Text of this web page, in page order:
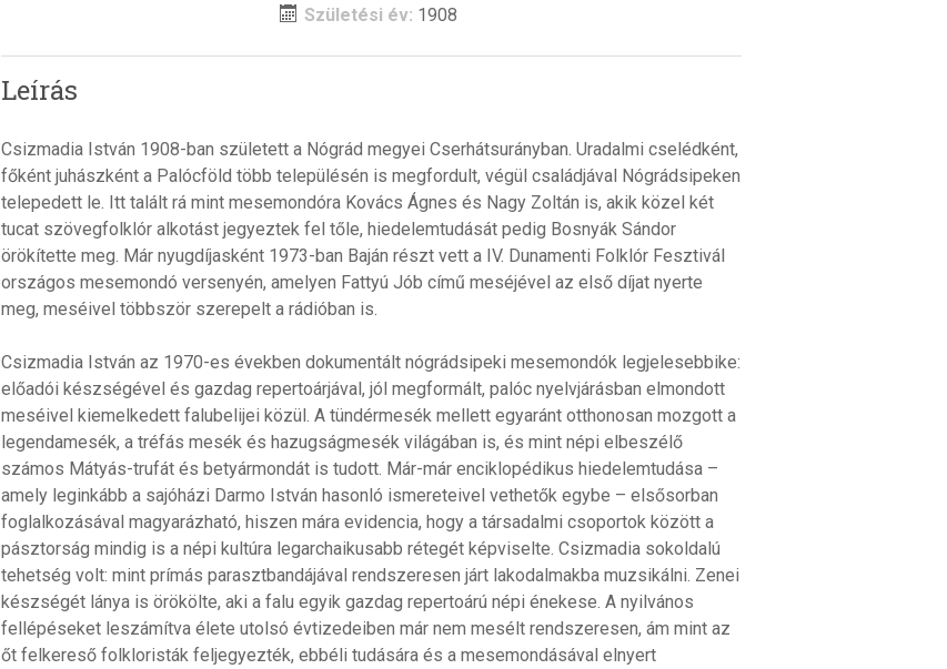
Születési év: 1908
Leírás
Csizmadia István 1908-ban született a Nógrád megyei Cserhátsurányban. Uradalmi cselédként,
főként juhászként a Palócföld több településén is megfordult, végül családjával Nógrádsipeken
telepedett le. Itt talált rá mint mesemondóra Kovács Ágnes és Nagy Zoltán is, akik közel két
tucat szövegfolklór alkotást jegyeztek fel tőle, hiedelemtudását pedig Bosnyák Sándor
örökítette meg. Már nyugdíjasként 1973-ban Baján részt vett a IV. Dunamenti Folklór Fesztivál
országos mesemondó versenyén, amelyen Fattyú Jób című meséjével az első díjat nyerte
meg, meséivel többször szerepelt a rádióban is.
Csizmadia István az 1970-es években dokumentált nógrádsipeki mesemondók legjelesebbike:
előadói készségével és gazdag repertoárjával, jól megformált, palóc nyelvjárásban elmondott
meséivel kiemelkedett falubelijei közül. A tündérmesék mellett egyaránt otthonosan mozgott a
legendamesék, a tréfás mesék és hazugságmesék világában is, és mint népi elbeszélő
számos Mátyás-trufát és betyármondát is tudott. Már-már enciklopédikus hiedelemtudása –
amely leginkább a sajóházi Darmo István hasonló ismereteivel vethetők egybe – elsősorban
foglalkozásával magyarázható, hiszen mára evidencia, hogy a társadalmi csoportok között a
pásztorság mindig is a népi kultúra legarchaikusabb rétegét képviselte. Csizmadia sokoldalú
tehetség volt: mint prímás parasztbandájával rendszeresen járt lakodalmakba muzsikálni. Zenei
készségét lánya is örökölte, aki a falu egyik gazdag repertoárú népi énekese. A nyilvános
fellépéseket leszámítva élete utolsó évtizedeiben már nem mesélt rendszeresen, ám mint az
őt felkereső folkloristák feljegyezték, ebbéli tudására és a mesemondásával elnyert